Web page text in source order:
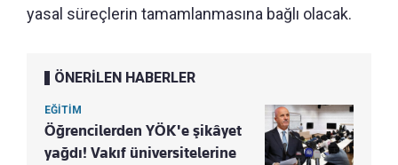
yasal süreçlerin tamamlanmasına bağlı olacak.
ÖNERİLEN HABERLER
EĞİTİM
Öğrencilerden YÖK'e şikâyet
yağdı! Vakıf üniversitelerine